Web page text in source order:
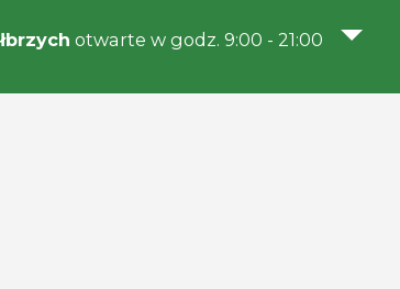
otwarte w godz. 9:00 - 21:00